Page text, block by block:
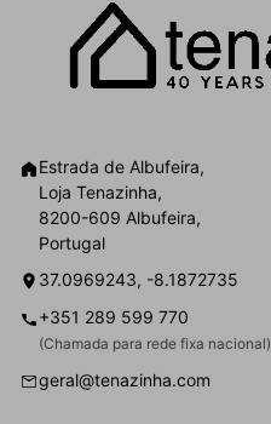
Estrada de Albufeira,
Loja Tenazinha,
8200-609 Albufeira,
Portugal
37.0969243, -8.1872735
+351 289 599 770
(Chamada para rede fixa nacional)
geral@tenazinha.com